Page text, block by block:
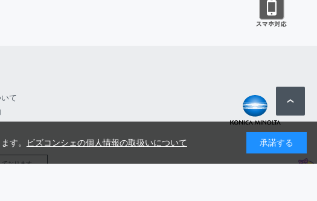
て
おります
す。 ビズコンシェの個人情報の取扱いについて 承諾する